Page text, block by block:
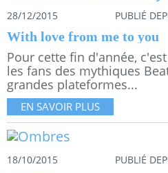
28/12/2015 PUBLIÉ
With love from me to you
Pour cette fin d'année,
les fans des mythiques
grandes plateformes...
EN SAVOIR PLUS
18/10/2015 PUBLIÉ